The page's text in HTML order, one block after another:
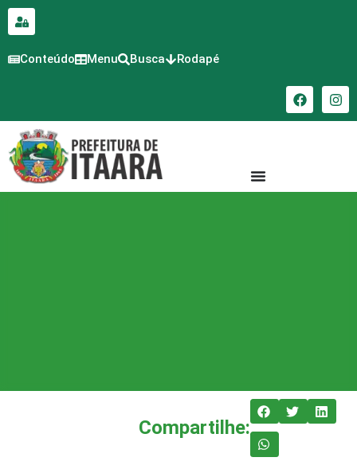
conteúdo
Conteúdo Menu Busca Rodapé
Compartilhe: